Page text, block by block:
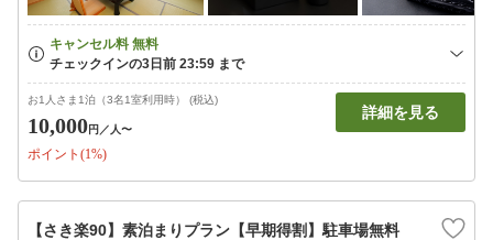
お1人さま1泊（3名1室利用時） (税込)
10,000円 ／人〜
ポイント(1%)
詳細を見る
【さき楽90】素泊まりプラン【早期得割】駐車場無料